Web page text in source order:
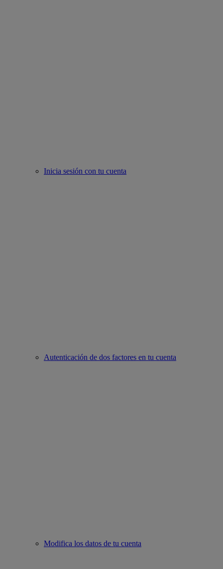
Inicia sesión con tu cuenta
Autenticación de dos factores en tu cuenta
Modifica los datos de tu cuenta